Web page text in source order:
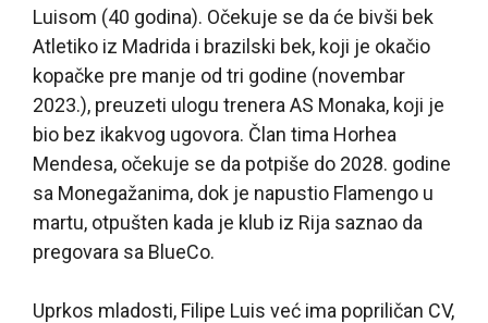
Luisom (40 godina). Očekuje se da će bivši bek
Atletiko iz Madrida i brazilski bek, koji je okačio
kopačke pre manje od tri godine (novembar
2023.), preuzeti ulogu trenera AS Monaka, koji je
bio bez ikakvog ugovora. Član tima Horhea
Mendesa, očekuje se da potpiše do 2028. godine
sa Monegažanima, dok je napustio Flamengo u
martu, otpušten kada je klub iz Rija saznao da
pregovara sa BlueCo.
Uprkos mladosti, Filipe Luis već ima popriličan CV,